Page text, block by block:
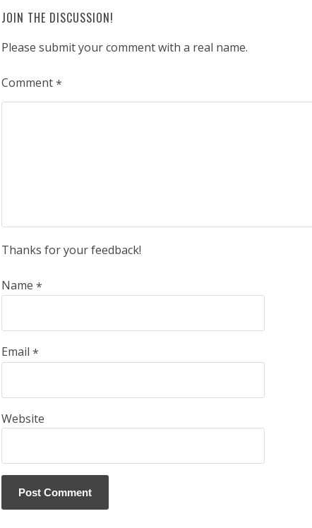
JOIN THE DISCUSSION!
Please submit your comment with a real name.
Comment*
Thanks for your feedback!
Name *
Email *
Website